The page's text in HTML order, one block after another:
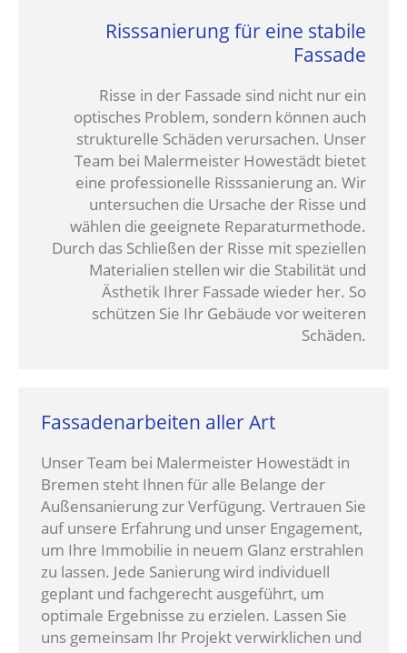
Risssanierung für eine stabile
Fassade
Risse in der Fassade sind nicht nur ein
optisches Problem, sondern können auch
strukturelle Schäden verursachen. Unser
Team bei Malermeister Howestädt bietet
eine professionelle Risssanierung an. Wir
untersuchen die Ursache der Risse und
wählen die geeignete Reparaturmethode.
Durch das Schließen der Risse mit speziellen
Materialien stellen wir die Stabilität und
Ästhetik Ihrer Fassade wieder her. So
schützen Sie Ihr Gebäude vor weiteren
Schäden.
Fassadenarbeiten aller Art
Unser Team bei Malermeister Howestädt in
Bremen steht Ihnen für alle Belange der
Außensanierung zur Verfügung. Vertrauen Sie
auf unsere Erfahrung und unser Engagement,
um Ihre Immobilie in neuem Glanz erstrahlen
zu lassen. Jede Sanierung wird individuell
geplant und fachgerecht ausgeführt, um
optimale Ergebnisse zu erzielen. Lassen Sie
uns gemeinsam Ihr Projekt verwirklichen und